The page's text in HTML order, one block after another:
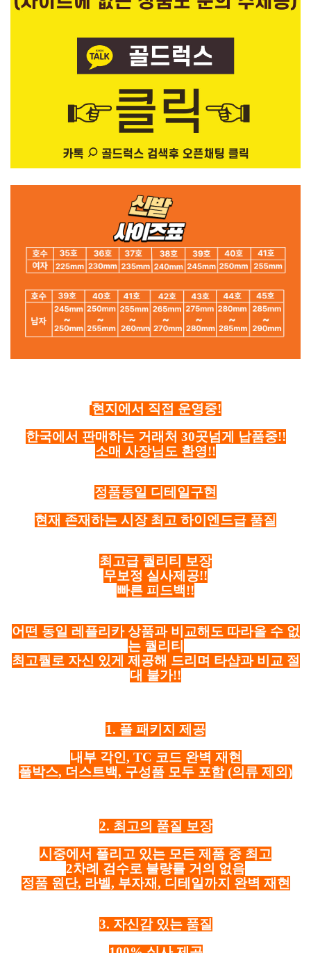
현지에서 직접 운영중!
한국에서 판매하는 거래처 30곳넘게 납품중!!
소매 사장님도 환영!!
정품동일 디테일구현
현재 존재하는 시장 최고 하이엔드급 품질
최고급 퀄리티 보장
무보정 실사제공!!
빠른 피드백!!
어떤 동일 레플리카 상품과 비교해도 따라올 수 없
는 퀄리티
최고퀄로 자신 있게 제공해 드리며 타샵과 비교 절
대 불가!!
1. 풀 패키지 제공
내부 각인, TC 코드 완벽 재현
풀박스, 더스트백, 구성품 모두 포함 (의류 제외)
2. 최고의 품질 보장
시중에서 풀리고 있는 모든 제품 중 최고
2차례 검수로 불량률 거의 없음
정품 원단, 라벨, 부자재, 디테일까지 완벽 재현
3. 자신감 있는 품질